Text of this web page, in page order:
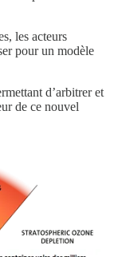
les acteurs
pour un modèle
d’arbitrer et
de ce nouvel